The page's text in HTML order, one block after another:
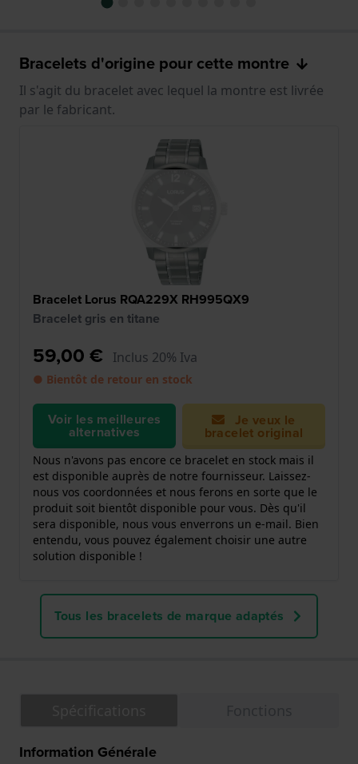
Bracelets d'origine pour cette montre
Il s'agit du bracelet avec lequel la montre est livrée
par le fabricant.
Bracelet Lorus RQA229X RH995QX9
Bracelet gris en titane
59,00 € Inclus 20% Iva
● Bientôt de retour en stock
Voir les meilleures
alternatives
Je veux le
bracelet original
Nous n'avons pas encore ce bracelet en stock mais il
est disponible auprès de notre fournisseur. Laissez-
nous vos coordonnées et nous ferons en sorte que le
produit soit bientôt disponible pour vous. Dès qu'il
sera disponible, nous vous enverrons un e-mail. Bien
entendu, vous pouvez également choisir une autre
solution disponible !
Tous les bracelets de marque adaptés
Information Générale